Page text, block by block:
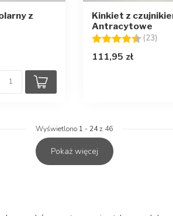
z
Kinkiet z
Antracytowe
Ocena:
(23)
111,95 zł
Wyświetlono 1 - 24z 46
Pokaż więcej